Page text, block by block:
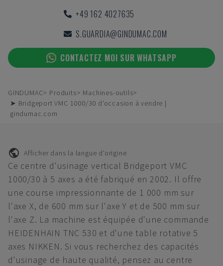
+49 162 4027635
S.GUARDIA@GINDUMAC.COM
CONTACTEZ MOI SUR WHATSAPP
GINDUMAC Produits
Machines-outils
➤ Bridgeport VMC 1000/30 d'occasion à vendre |
gindumac.com
Afficher dans la langue d'origine
Ce centre d'usinage vertical Bridgeport VMC
1000/30 à 5 axes a été fabriqué en 2002. Il offre
une course impressionnante de 1 000 mm sur
l'axe X, de 600 mm sur l'axe Y et de 500 mm sur
l'axe Z. La machine est équipée d'une commande
HEIDENHAIN TNC 530 et d'une table rotative 5
axes NIKKEN. Si vous recherchez des capacités
d'usinage de haute qualité, pensez au centre